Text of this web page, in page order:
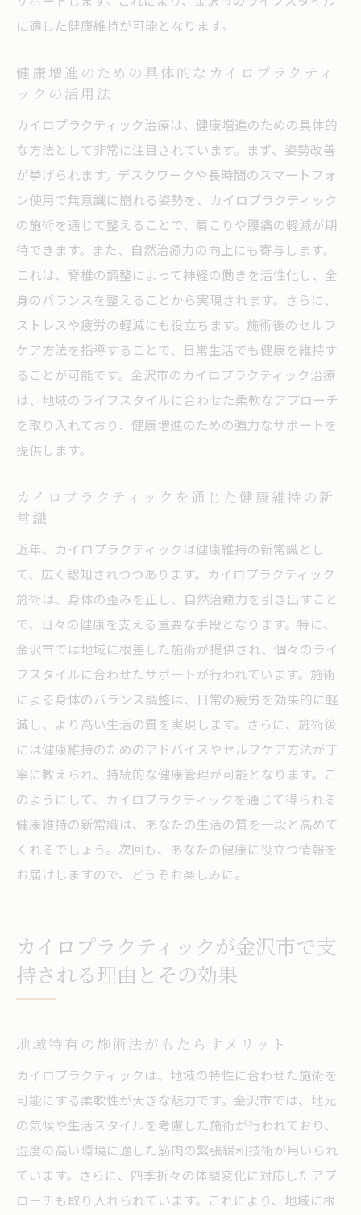
姿勢が健康に与える影響とその改善方法
与える影響
日常的に取り入れたいカイロプラクティッ
クの利点
ストレス軽減とリラクゼーションの重要性
カイロプラクティックが日々の健康に寄与
する方法
生活の質を向上させる具体的なアプローチ
ゆるりのカイロプラクティックで金沢市の健康
維持を実現
ゆるりが提供するカイロプラクティックの
特長
施術後のセルフケアとその効果
カスタマイズされた施術プランの紹介
ゆるりで実現する持続的な健康維持
に適した健康維持が可能となります。
健康増進のための具体的なカイロプラクティ
ックの活用法
カイロプラクティック治療は、健康増進のための具体的
な方法として非常に注目されています。まず、姿勢改善
が挙げられます。デスクワークや長時間のスマートフォ
ン使用で無意識に崩れる姿勢を、カイロプラクティック
の施術を通じて整えることで、肩こりや腰痛の軽減が期
待できます。また、自然治癒力の向上にも寄与します。
これは、脊椎の調整によって神経の働きを活性化し、全
身のバランスを整えることから実現されます。さらに、
ストレスや疲労の軽減にも役立ちます。施術後のセルフ
ケア方法を指導することで、日常生活でも健康を維持す
ることが可能です。金沢市のカイロプラクティック治療
は、地域のライフスタイルに合わせた柔軟なアプローチ
を取り入れており、健康増進のための強力なサポートを
提供します。
カイロプラクティックを通じた健康維持の新
常識
近年、カイロプラクティックは健康維持の新常識とし
て、広く認知されつつあります。カイロプラクティック
施術は、身体の歪みを正し、自然治癒力を引き出すこと
で、日々の健康を支える重要な手段となります。特に、
金沢市では地域に根差した施術が提供され、個々のライ
フスタイルに合わせたサポートが行われています。施術
による身体のバランス調整は、日常の疲労を効果的に軽
減し、より高い生活の質を実現します。さらに、施術後
には健康維持のためのアドバイスやセルフケア方法が丁
寧に教えられ、持続的な健康管理が可能となります。こ
のようにして、カイロプラクティックを通じて得られる
健康維持の新常識は、あなたの生活の質を一段と高めて
くれるでしょう。次回も、あなたの健康に役立つ情報を
お届けしますので、どうぞお楽しみに。
カイロプラクティックが金沢市で支
持される理由とその効果
地域特有の施術法がもたらすメリット
カイロプラクティックは、地域の特性に合わせた施術を
可能にする柔軟性が大きな魅力です。金沢市では、地元
の気候や生活スタイルを考慮した施術が行われており、
湿度の高い環境に適した筋肉の緊張緩和技術が用いられ
ています。さらに、四季折々の体調変化に対応したアプ
ローチも取り入れられています。これにより、地域に根